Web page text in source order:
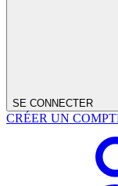
SE CONNECTER
CRÉER UN